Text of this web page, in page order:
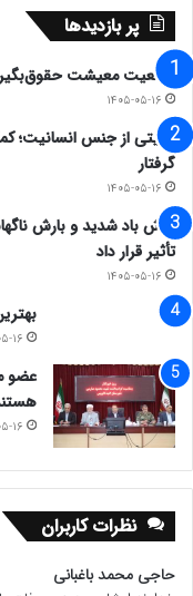
پر بازدیدها
وضعیت معیشت
۱۴۰۵-۰۵-۱۶
روایتی از جنس انسانیت؛
گرفتار
۱۴۰۵-۰۵-۱۶
وزش باد شدید و بارش
تأثیر قرار داد
۱۴۰۵-۰۵-۱۶
عضو
نظرات کاربران
حاجی محمد باغبانی